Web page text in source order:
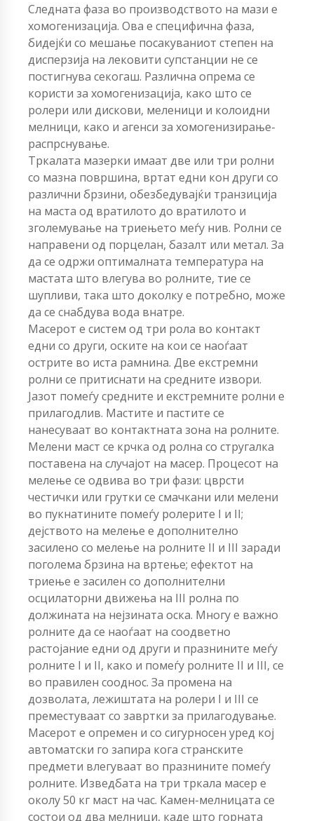
Следната фаза во производството на мази е
хомогенизација. Ова е специфична фаза,
бидејќи со мешање посакуваниот степен на
дисперзија на лековити супстанции не се
постигнува секогаш. Различна опрема се
користи за хомогенизација, како што се
ролери или дискови, меленици и колоидни
мелници, како и агенси за хомогенизирање-
распрснување.
Тркалата мазерки имаат две или три ролни
со мазна површина, вртат едни кон други со
различни брзини, обезбедувајќи транзиција
на маста од вратилото до вратилото и
зголемување на триењето меѓу нив. Ролни се
направени од порцелан, базалт или метал. За
да се одржи оптималната температура на
мастата што влегува во ролните, тие се
шупливи, така што доколку е потребно, може
да се снабдува вода внатре.
Масерот е систем од три рола во контакт
едни со други, оските на кои се наоѓаат
острите во иста рамнина. Две екстремни
ролни се притиснати на средните извори.
Јазот помеѓу средните и екстремните ролни е
прилагодлив. Мастите и пастите се
нанесуваат во контактната зона на ролните.
Мелени маст се крчка од ролна со стругалка
поставена на случајот на масер. Процесот на
мелење се одвива во три фази: цврсти
честички или грутки се смачкани или мелени
во пукнатините помеѓу ролерите I и II;
дејството на мелење е дополнително
засилено со мелење на ролните II и III заради
поголема брзина на вртење; ефектот на
триење е засилен со дополнителни
осцилаторни движења на III ролна по
должината на нејзината оска. Многу е важно
ролните да се наоѓаат на соодветно
растојание едни од други и празнините меѓу
ролните I и II, како и помеѓу ролните II и III, се
во правилен сооднос. За промена на
дозволата, лежиштата на ролери I и III се
преместуваат со завртки за прилагодување.
Масерот е опремен и со сигурносен уред кој
автоматски го запира кога странските
предмети влегуваат во празнините помеѓу
ролните. Изведбата на три тркала масер е
околу 50 кг маст на час. Камен-мелницата се
состои од два мелници, каде што горната